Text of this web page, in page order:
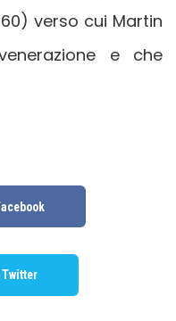
verso cui Martin
e che
Twitter